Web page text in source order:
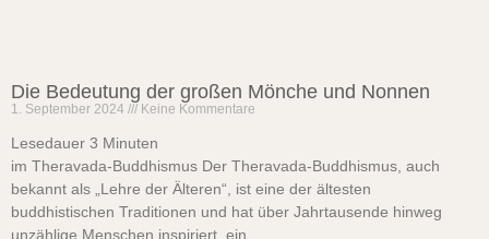
Die Bedeutung der großen Mönche und Nonnen
1. September 2024 Keine Kommentare
Lesedauer 3 Minuten
im Theravada-Buddhismus Der Theravada-Buddhismus, auch
bekannt als „Lehre der Älteren“, ist eine der ältesten
buddhistischen Traditionen und hat über Jahrtausende hinweg
unzählige Menschen inspiriert, ein